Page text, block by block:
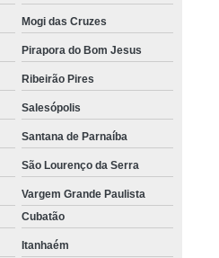
Mogi das Cruzes
Pirapora do Bom Jesus
Ribeirão Pires
Salesópolis
Santana de Parnaíba
São Lourenço da Serra
Vargem Grande Paulista
Cubatão
Itanhaém